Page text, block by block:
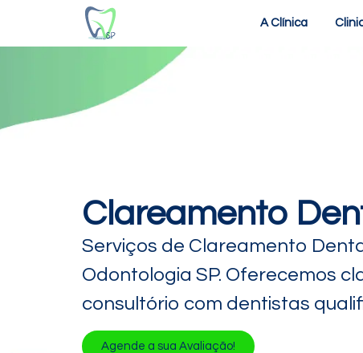
A Clínica
Clareamento
Serviços de Clareamento
Odontologia SP. Oferecemos
consultório com dentistas
Agende a sua Avaliação!